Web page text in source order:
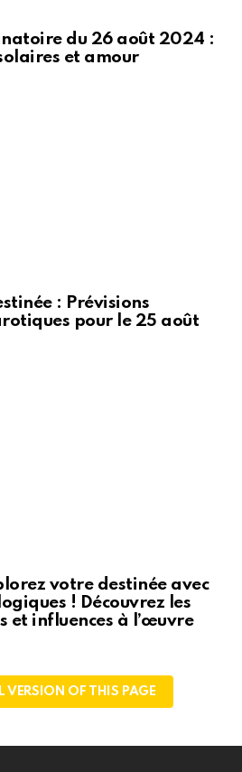
du 26 août 2024 :
et amour
: Prévisions
pour le 25 août
votre destinée avec
! Découvrez les
et influences à l’œuvre
VERSION OF THIS PAGE